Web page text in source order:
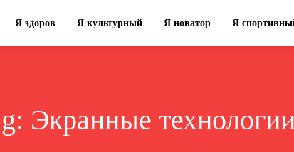
Я здоров Я культурный Я новатор Я
Экранные